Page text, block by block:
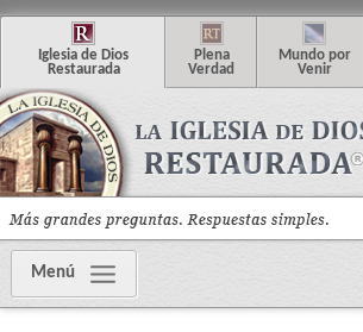
glesia de Dios
Restaurada
Plena
Verdad
Mundo por
Venir
Menú